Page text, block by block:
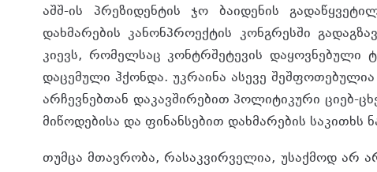
აშშ-ის პრეზიდენტის ჯო ბაიდენის
დახმარების კანონპროექტის კონგრესში
კიევს, რომელსაც კონტრშეტევის დაყოვნებული
დაცემული ჰქონდა. უკრაინა ასევე
არჩევნებთან დაკავშირებით პოლიტიკური ციებ-
მიწოდებისა და ფინანსებით დახმარების
თუმცა მთავრობა, რასაკვირველია, უსაქმოდ არ